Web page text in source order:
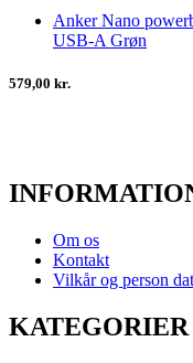
Anker Nano
USB-A Grøn
579,00 kr.
Om os
Kontakt
Vilkår og person
KATEGORIER